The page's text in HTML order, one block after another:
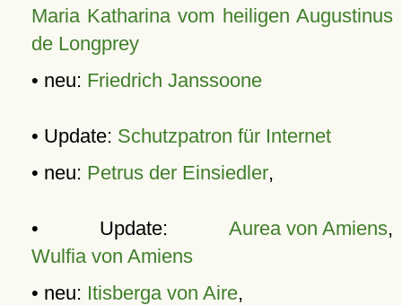
Maria Katharina vom heiligen Augustinus
de Longprey
• neu: Friedrich Janssoone
• Update: Schutzpatron für Internet
• neu: Petrus der Einsiedler,
• Update: Aurea von Amiens,
Wulfia von Amiens
• neu: Itisberga von Aire,